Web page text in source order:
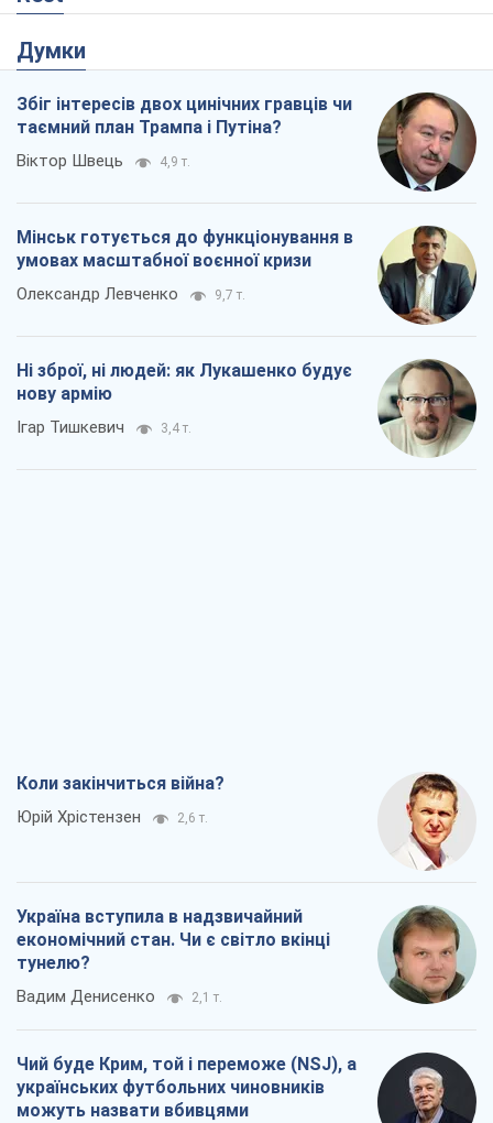
Думки
Збіг інтересів двох цинічних гравців чи
таємний план Трампа і Путіна?
Віктор Швець 4,9 т.
Мінськ готується до функціонування в
умовах масштабної воєнної кризи
Олександр Левченко 9,7 т.
Ні зброї, ні людей: як Лукашенко будує
нову армію
Ігар Тишкевич 3,4 т.
Коли закінчиться війна?
Юрій Хрістензен 2,6 т.
Україна вступила в надзвичайний
економічний стан. Чи є світло вкінці
тунелю?
Вадим Денисенко 2,1 т.
Чий буде Крим, той і переможе (NSJ), а
українських футбольних чиновників
можуть назвати вбивцями